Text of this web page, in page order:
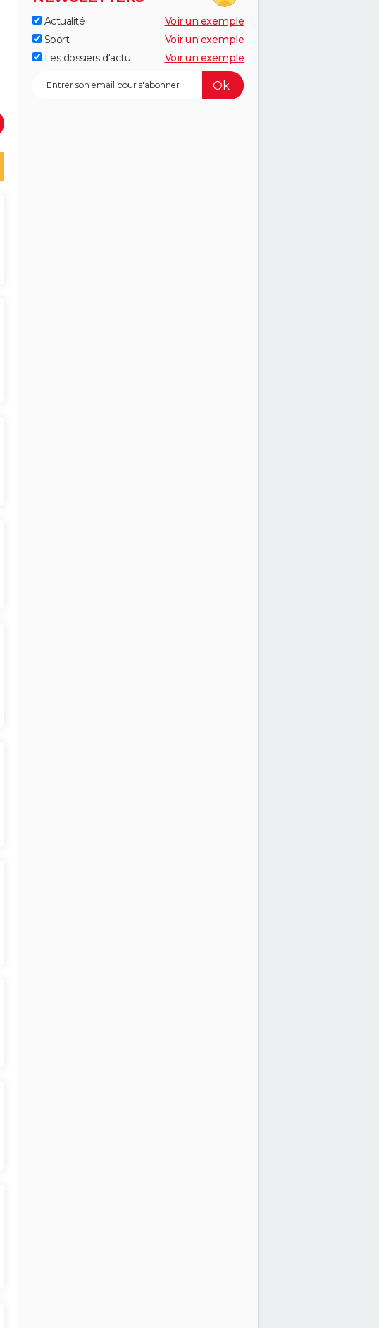
Actualité
Voir un exemple
Sport
Voir un exemple
Les dossiers d'actu
Voir un exemple